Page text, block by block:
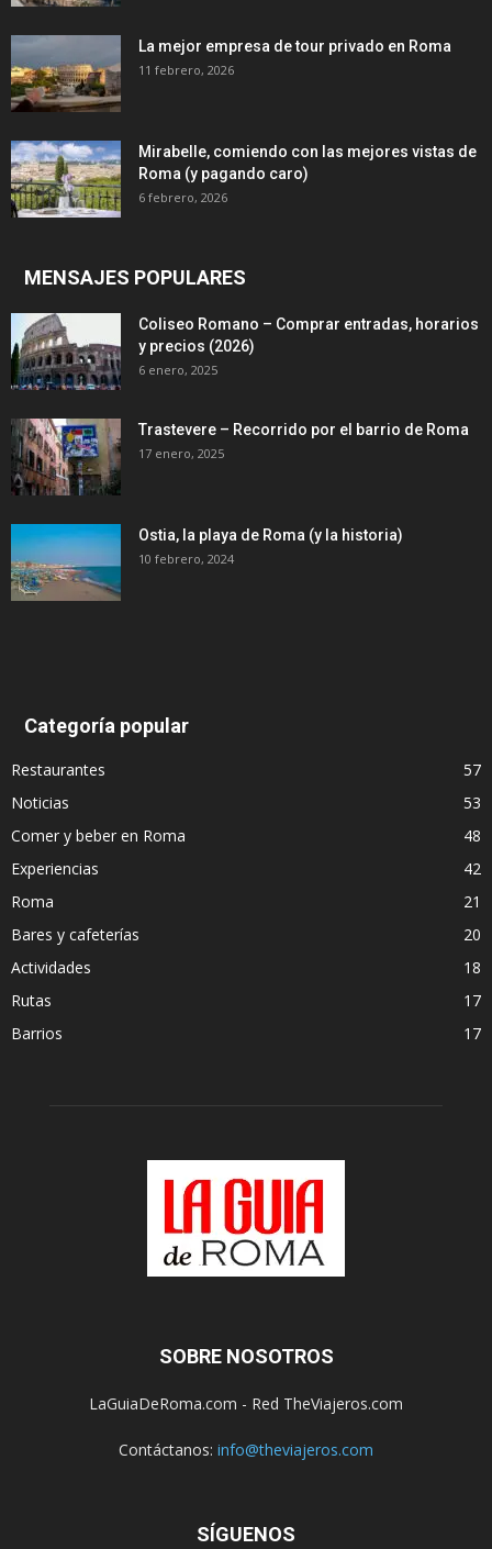
La mejor empresa de tour privado en Roma
11 febrero, 2026
Mirabelle, comiendo con las mejores vistas de
Roma (y pagando caro)
6 febrero, 2026
MENSAJES POPULARES
Coliseo Romano – Comprar entradas, horarios
y precios (2026)
6 enero, 2025
Trastevere – Recorrido por el barrio de Roma
17 enero, 2025
Ostia, la playa de Roma (y la historia)
10 febrero, 2024
Categoría popular
Restaurantes
57
Noticias
53
Comer y beber en Roma
48
Experiencias
42
Roma
21
Bares y cafeterías
20
Actividades
18
Rutas
17
Barrios
17
SOBRE NOSOTROS
LaGuiaDeRoma.com - Red TheViajeros.com
Contáctanos: info@theviajeros.com
SÍGUENOS